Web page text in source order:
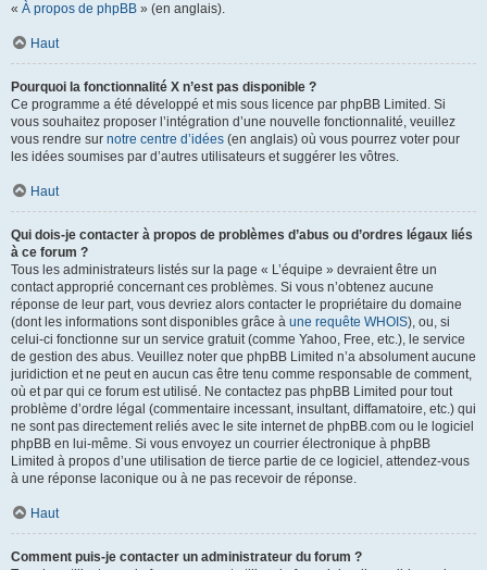
« À propos de phpBB » (en anglais).
Haut
Pourquoi la fonctionnalité X n’est pas disponible ?
Ce programme a été développé et mis sous licence par phpBB Limited. Si
vous souhaitez proposer l’intégration d’une nouvelle fonctionnalité, veuillez
vous rendre sur notre centre d’idées (en anglais) où vous pourrez voter pour
les idées soumises par d’autres utilisateurs et suggérer les vôtres.
Haut
Qui dois-je contacter à propos de problèmes d’abus ou d’ordres légaux liés
à ce forum ?
Tous les administrateurs listés sur la page « L’équipe » devraient être un
contact approprié concernant ces problèmes. Si vous n’obtenez aucune
réponse de leur part, vous devriez alors contacter le propriétaire du domaine
(dont les informations sont disponibles grâce à une requête WHOIS), ou, si
celui-ci fonctionne sur un service gratuit (comme Yahoo, Free, etc.), le service
de gestion des abus. Veuillez noter que phpBB Limited n’a absolument aucune
juridiction et ne peut en aucun cas être tenu comme responsable de comment,
où et par qui ce forum est utilisé. Ne contactez pas phpBB Limited pour tout
problème d’ordre légal (commentaire incessant, insultant, diffamatoire, etc.) qui
ne sont pas directement reliés avec le site internet de phpBB.com ou le logiciel
phpBB en lui-même. Si vous envoyez un courrier électronique à phpBB
Limited à propos d’une utilisation de tierce partie de ce logiciel, attendez-vous
à une réponse laconique ou à ne pas recevoir de réponse.
Haut
Comment puis-je contacter un administrateur du forum ?